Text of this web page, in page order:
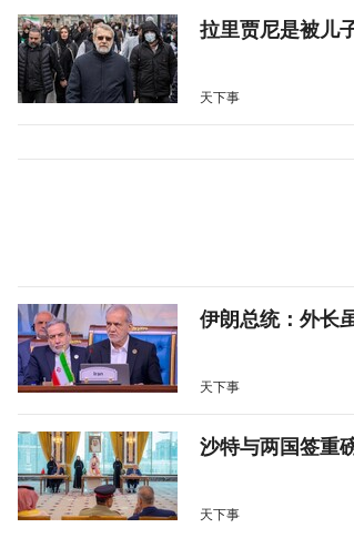
拉里贾尼是被儿
天下事
伊朗总统：外长
天下事
沙特与两国签重
天下事